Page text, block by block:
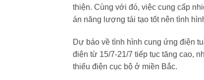
thiện. Cùng với đó, việc cung cấp
án năng lượng tái tạo tốt nên tình
Dự báo về tình hình cung ứng điện
điện từ 15/7-21/7 tiếp tục tăng cao,
thiếu điện cục bộ ở miền Bắc.